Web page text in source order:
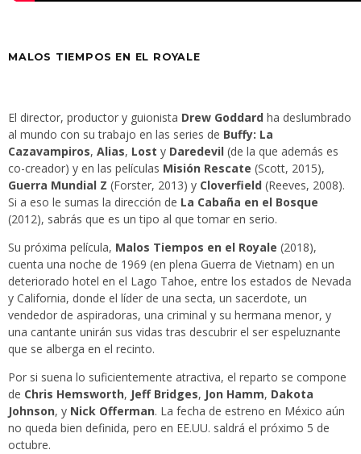
MALOS TIEMPOS EN EL ROYALE
El director, productor y guionista Drew Goddard ha deslumbrado
al mundo con su trabajo en las series de Buffy: La
Cazavampiros, Alias, Lost y Daredevil (de la que además es
co-creador) y en las películas Misión Rescate (Scott, 2015),
Guerra Mundial Z (Forster, 2013) y Cloverfield (Reeves, 2008).
Si a eso le sumas la dirección de La Cabaña en el Bosque
(2012), sabrás que es un tipo al que tomar en serio.
Su próxima película, Malos Tiempos en el Royale (2018),
cuenta una noche de 1969 (en plena Guerra de Vietnam) en un
deteriorado hotel en el Lago Tahoe, entre los estados de Nevada
y California, donde el líder de una secta, un sacerdote, un
vendedor de aspiradoras, una criminal y su hermana menor, y
una cantante unirán sus vidas tras descubrir el ser espeluznante
que se alberga en el recinto.
Por si suena lo suficientemente atractiva, el reparto se compone
de Chris Hemsworth, Jeff Bridges, Jon Hamm, Dakota
Johnson, y Nick Offerman. La fecha de estreno en México aún
no queda bien definida, pero en EE.UU. saldrá el próximo 5 de
octubre.